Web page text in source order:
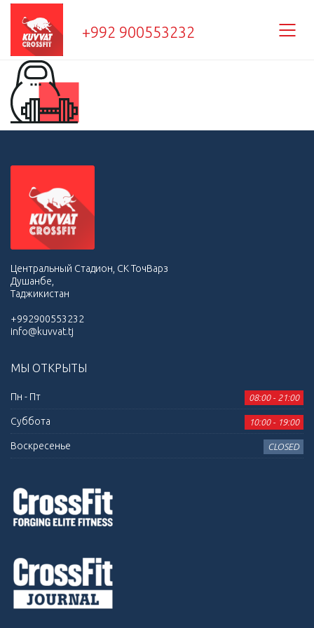
+992 900553232
Центральный Стадион, СК ТочВарз
Душанбе,
Таджикистан
+992900553232
info@kuvvat.tj
МЫ ОТКРЫТЫ
Пн - Пт 08:00 - 21:00
Суббота 10:00 - 19:00
Воскресенье CLOSED